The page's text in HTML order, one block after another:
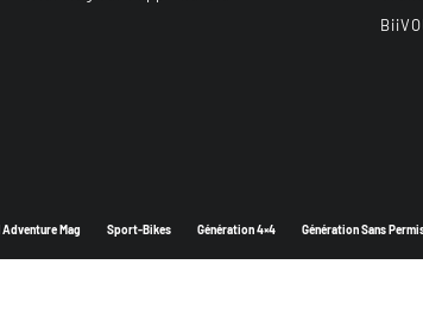
Adventure Mag Sport-Bikes Génération 4×4 Génération Sans